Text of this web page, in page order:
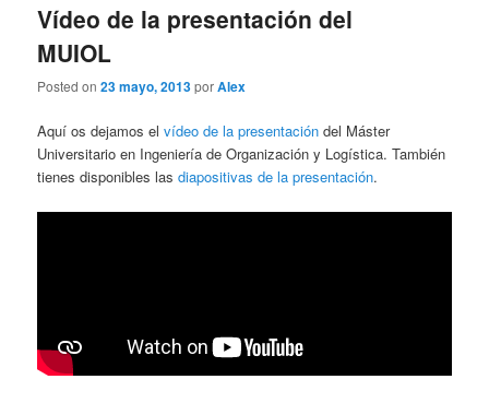
Vídeo de la presentación del
MUIOL
Posted on23 mayo, 2013porAlex
Aquí os dejamos elvídeo de la presentación del Máster
Universitario en Ingeniería de Organización y Logística. También
tienes disponibles lasdiapositivas de la presentación.